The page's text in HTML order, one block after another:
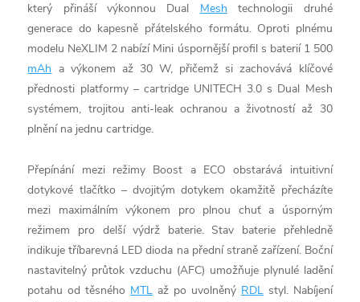
který přináší výkonnou Dual Mesh technologii druhé
generace do kapesně přátelského formátu. Oproti plnému
modelu NeXLIM 2 nabízí Mini úspornější profil s baterií 1 500
mAh a výkonem až 30 W, přičemž si zachovává klíčové
přednosti platformy – cartridge UNITECH 3.0 s Dual Mesh
systémem, trojitou anti-leak ochranou a životností až 30
plnění na jednu cartridge.
Přepínání mezi režimy Boost a ECO obstarává intuitivní
dotykové tlačítko – dvojitým dotykem okamžitě přecházíte
mezi maximálním výkonem pro plnou chuť a úsporným
režimem pro delší výdrž baterie. Stav baterie přehledně
indikuje tříbarevná LED dioda na přední straně zařízení. Boční
nastavitelný průtok vzduchu (AFC) umožňuje plynulé ladění
potahu od těsného MTL až po uvolněný RDLstyl. Nabíjení